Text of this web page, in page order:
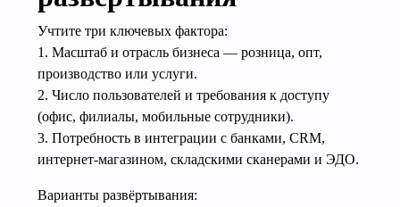
Учтите три ключевых фактора:
1. Масштаб и отрасль бизнеса — розница, опт,
производство или услуги.
2. Число пользователей и требования к доступу
(офис, филиалы, мобильные сотрудники).
3. Потребность в интеграции с банками, CRM,
интернет-магазином, складскими сканерами и ЭДО.
Варианты развёртывания: